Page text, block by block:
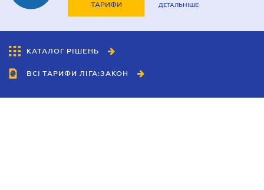
ТАРИФИ ДЕТАЛЬНІШЕ
КАТАЛОГ РІШЕНЬ
ВСІ ТАРИФИ ЛІГА:ЗАКОН